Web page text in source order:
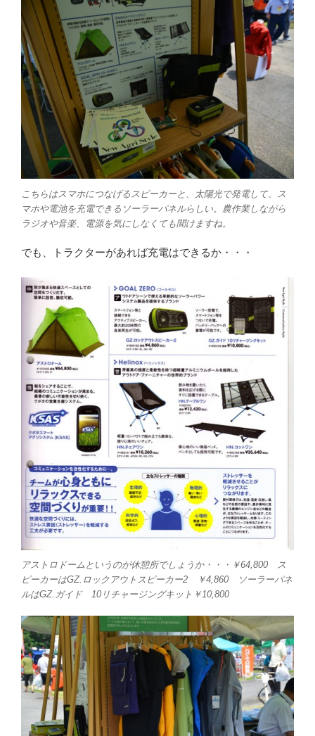
こちらはスマホにつなげるスピーカーと、太陽光で発電して、ス
マホや電池を充電できるソーラーパネルらしい。農作業しながら
ラジオや音楽、電源を気にしなくても聞けますね。
でも、トラクターがあれば充電はできるか・・・
アストロドームというのが休憩所でしょうか・・・￥64,800 ス
ピーカーはGZ.ロックアウトスピーカー2 ￥4,860 ソーラーパネ
ルはGZ.ガイド 10リチャージングキット￥10,800